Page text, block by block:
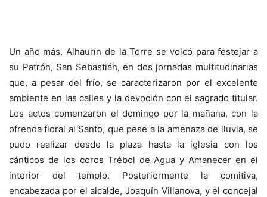
Un año más, Alhaurín de la Torre se volcó para festejar a
su Patrón, San Sebastián, en dos jornadas multitudinarias
que, a pesar del frío, se caracterizaron por el excelente
ambiente en las calles y la devoción con el sagrado titular.
Los actos comenzaron el domingo por la mañana, con la
ofrenda floral al Santo, que pese a la amenaza de lluvia, se
pudo realizar desde la plaza hasta la iglesia con los
cánticos de los coros Trébol de Agua y Amanecer en el
interior del templo. Posteriormente la comitiva,
encabezada por el alcalde, Joaquín Villanova, y el concejal